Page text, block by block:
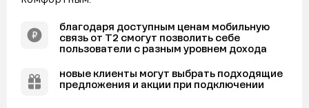
благодаря доступным ценам мобильную
связь от Т2 смогут позволить себе
пользователи с разным уровнем дохода
новые клиенты могут выбрать подходящие
предложения и акции при подключении